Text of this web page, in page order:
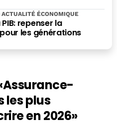
repenser la
les générations
ACTUALITÉ ÉCONOMIQUE
les plus
en 2026»